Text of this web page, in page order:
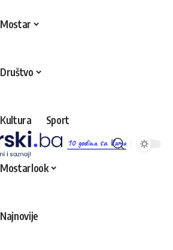
10 godina sa Vama
Mostar
Društvo
Kultura Sport
Mostarlook
Najnovije